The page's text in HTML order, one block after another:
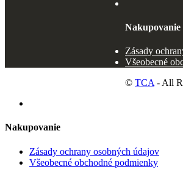
Nakupovanie
Zásady
Všeobecné
© TCA - All
Nakupovanie
Zásady ochrany osobných údajov
Všeobecné obchodné podmienky